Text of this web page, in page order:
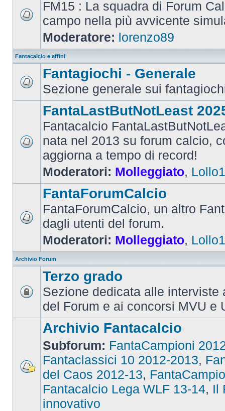
FM15 : La squadra di Forum
campo nella più avvicente
Moderatore: lorenzo89
Fantacalcio e affini
Fantagiochi - Generale
Sezione generale sui
FantaLastButNotLeast
Fantacalcio
nata nel 2013 su forum calcio,
aggiorna a tempo di record!
Moderatori: Molleggiato,
FantaForumCalcio
FantaForumCalcio, un altro
dagli utenti del forum.
Moderatori: Molleggiato,
Archivio Forum
Terzo grado
Sezione dedicata alle interviste
del Forum e ai concorsi MVU e
Archivio Fantacalcio
Subforum: FantaCampioni
Fantaclassici 10 2012-2013,
del Caos 2012-13,
Fantacalcio Lega WLF 13-14, Il
innovativo